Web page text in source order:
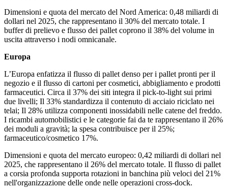
Dimensioni e quota del mercato del Nord America: 0,48 miliardi di
dollari nel 2025, che rappresentano il 30% del mercato totale. I
buffer di prelievo e flusso dei pallet coprono il 38% del volume in
uscita attraverso i nodi omnicanale.
Europa
L’Europa enfatizza il flusso di pallet denso per i pallet pronti per il
negozio e il flusso di cartoni per cosmetici, abbigliamento e prodotti
farmaceutici. Circa il 37% dei siti integra il pick-to-light sui primi
due livelli; Il 33% standardizza il contenuto di acciaio riciclato nei
telai; Il 28% utilizza componenti inossidabili nelle catene del freddo.
I ricambi automobilistici e le categorie fai da te rappresentano il 26%
dei moduli a gravità; la spesa contribuisce per il 25%;
farmaceutico/cosmetico 17%.
Dimensioni e quota del mercato europeo: 0,42 miliardi di dollari nel
2025, che rappresentano il 26% del mercato totale. Il flusso di pallet
a corsia profonda supporta rotazioni in banchina più veloci del 21%
nell'organizzazione delle onde nelle operazioni cross-dock.